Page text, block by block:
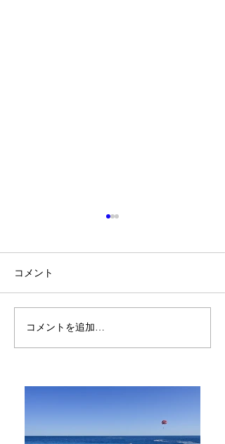
”幸せ”ってこういうこと
かと気づいた日④
コメント
コメントを追加…